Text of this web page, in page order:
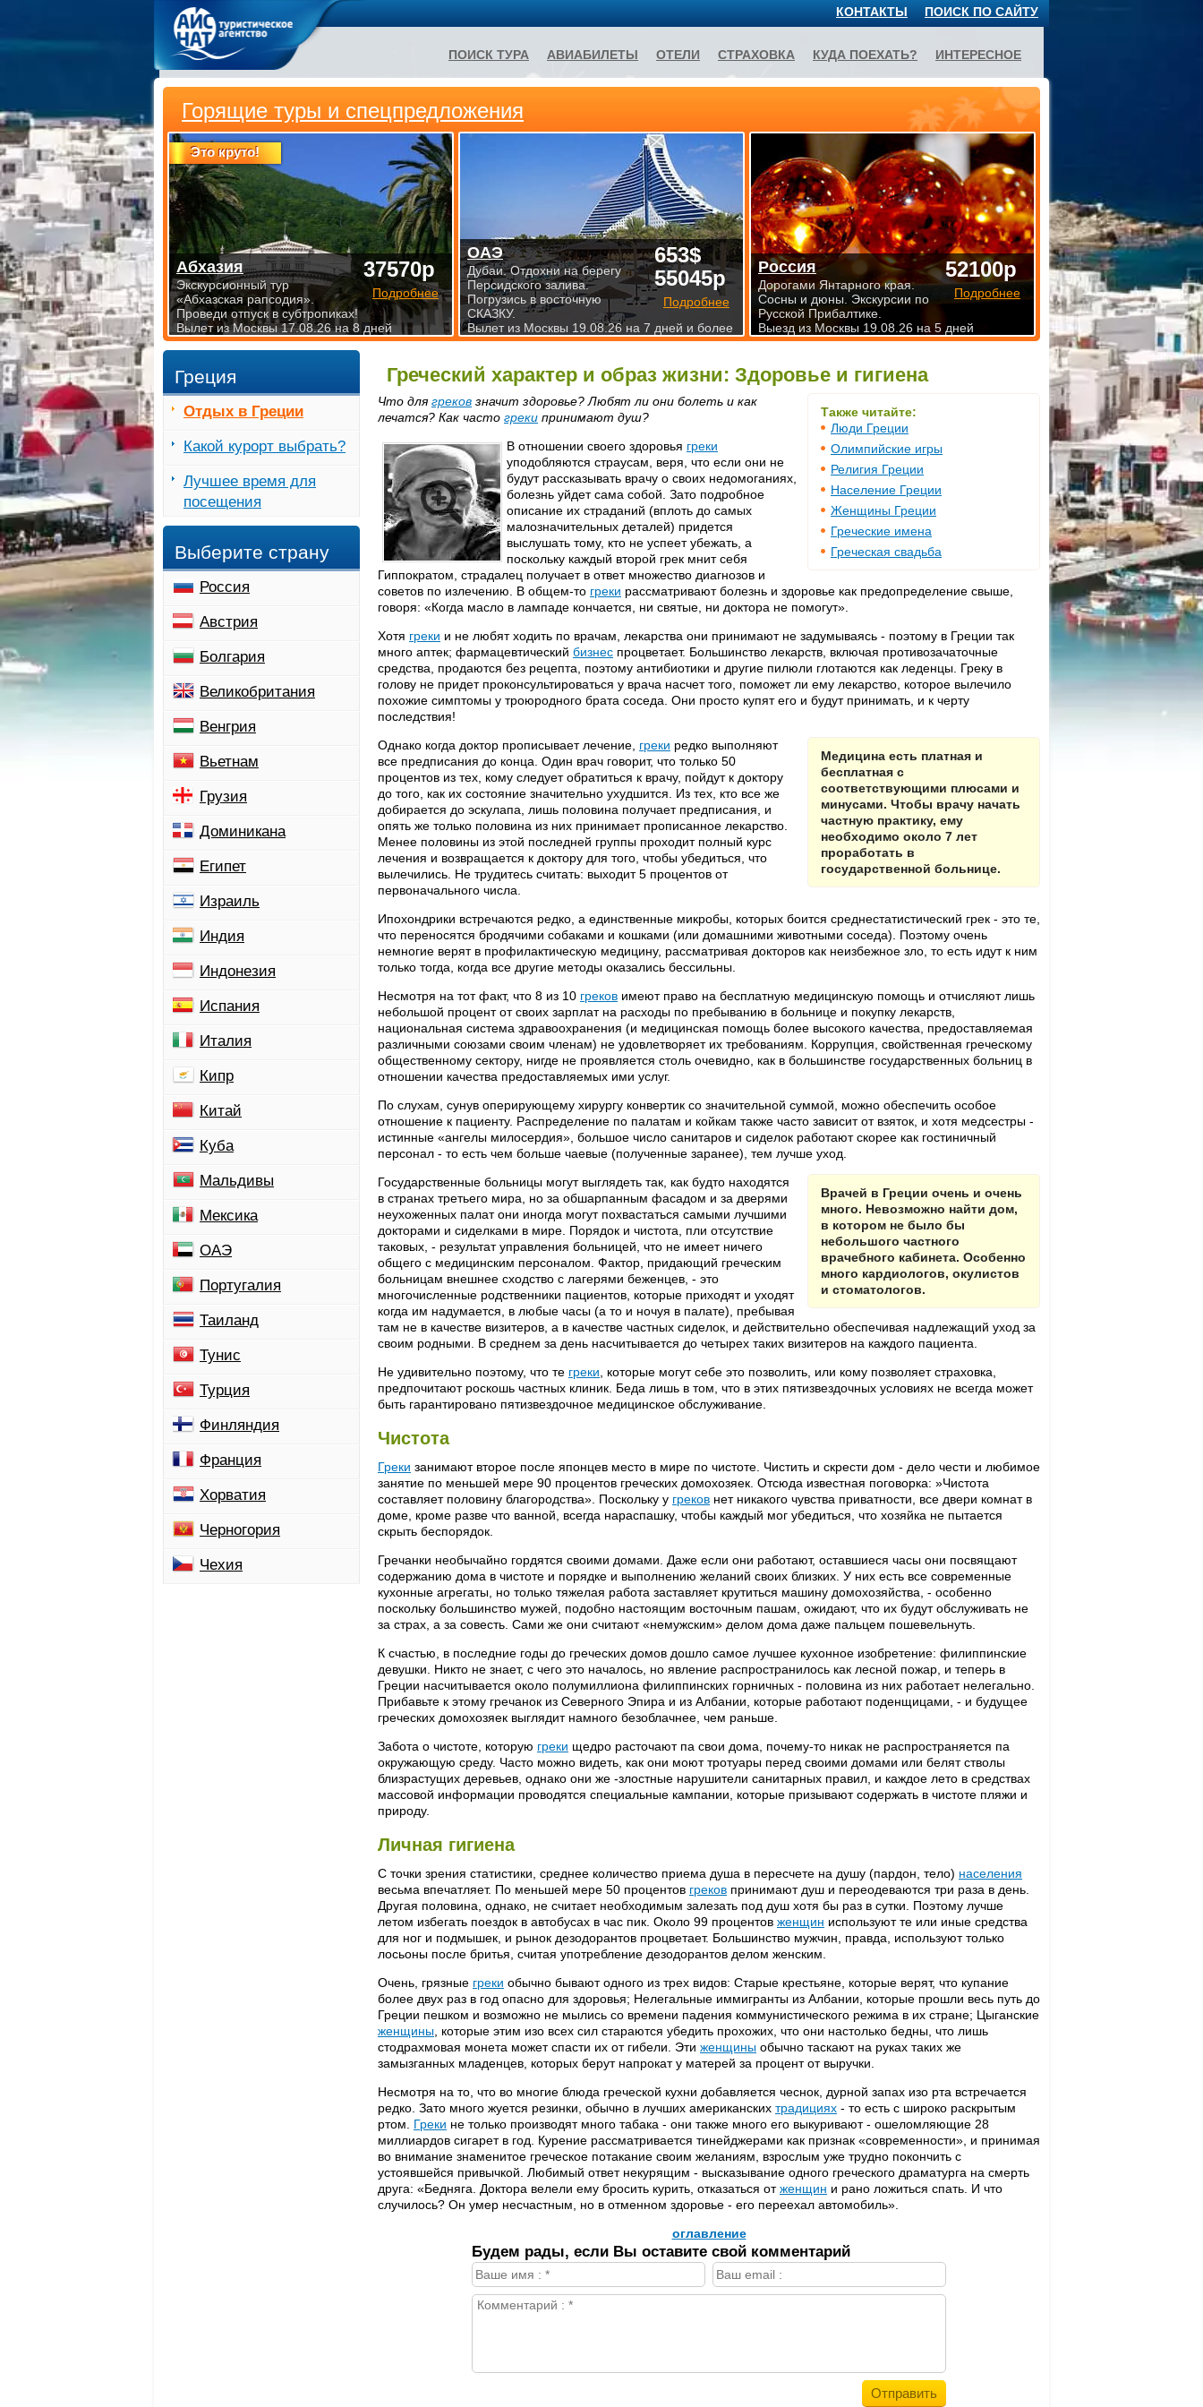
Греческий характер и образ жизни: Здоровье и гигиена
Также читайте:
Люди Греции
Олимпийские игры
Религия Греции
Население Греции
Женщины Греции
Греческие имена
Греческая свадьба
Что длягреков значит здоровье? Любят ли они болеть и как
лечатся? Как часто греки принимают душ?
В отношении своего здоровья греки
уподобляются страусам, веря, что если они не
будут рассказывать врачу о своих недомоганиях,
болезнь уйдет сама собой. Зато подробное
описание их страданий (вплоть до самых
малозначительных деталей) придется
выслушать тому, кто не успеет убежать, а
поскольку каждый второй грек мнит себя
Гиппократом, страдалец получает в ответ множество диагнозов и
советов по излечению. В общем-то греки рассматривают болезнь и здоровье как предопределение свыше,
говоря: «Когда масло в лампаде кончается, ни святые, ни доктора не помогут».
Хотя греки и не любят ходить по врачам, лекарства они принимают не задумываясь - поэтому в Греции так
много аптек; фармацевтический бизнес процветает. Большинство лекарств, включая противозачаточные
средства, продаются без рецепта, поэтому антибиотики и другие пилюли глотаются как леденцы. Греку в
голову не придет проконсультироваться у врача насчет того, поможет ли ему лекарство, которое вылечило
похожие симптомы у троюродного брата соседа. Они просто купят его и будут принимать, и к черту
последствия!
Медицина есть платная и
бесплатная с
соответствующими плюсами и
минусами. Чтобы врачу начать
частную практику, ему
необходимо около 7 лет
проработать в
государственной больнице.
Однако когда доктор прописывает лечение, греки редко выполняют
все предписания до конца. Один врач говорит, что только 50
процентов из тех, кому следует обратиться к врачу, пойдут к доктору
до того, как их состояние значительно ухудшится. Из тех, кто все же
добирается до эскулапа, лишь половина получает предписания, и
опять же только половина из них принимает прописанное лекарство.
Менее половины из этой последней группы проходит полный курс
лечения и возвращается к доктору для того, чтобы убедиться, что
вылечились. Не трудитесь считать: выходит 5 процентов от
первоначального числа.
Ипохондрики встречаются редко, а единственные микробы, которых боится среднестатистический грек - это те,
что переносятся бродячими собаками и кошками (или домашними животными соседа). Поэтому очень
немногие верят в профилактическую медицину, рассматривая докторов как неизбежное зло, то есть идут к ним
только тогда, когда все другие методы оказались бессильны.
Несмотря на тот факт, что 8 из 10 греков имеют право на бесплатную медицинскую помощь и отчисляют лишь
небольшой процент от своих зарплат на расходы по пребыванию в больнице и покупку лекарств,
национальная система здравоохранения (и медицинская помощь более высокого качества, предоставляемая
различными союзами своим членам) не удовлетворяет их требованиям. Коррупция, свойственная греческому
общественному сектору, нигде не проявляется столь очевидно, как в большинстве государственных больниц в
отношении качества предоставляемых ими услуг.
По слухам, сунув оперирующему хирургу конвертик со значительной суммой, можно обеспечить особое
отношение к пациенту. Распределение по палатам и койкам также часто зависит от взяток, и хотя медсестры -
истинные «ангелы милосердия», большое число санитаров и сиделок работают скорее как гостиничный
персонал - то есть чем больше чаевые (полученные заранее), тем лучше уход.
Врачей в Греции очень и очень
много. Невозможно найти дом,
в котором не было бы
небольшого частного
врачебного кабинета. Особенно
много кардиологов, окулистов
и стоматологов.
Государственные больницы могут выглядеть так, как будто находятся
в странах третьего мира, но за обшарпанным фасадом и за дверями
неухоженных палат они иногда могут похвастаться самыми лучшими
докторами и сиделками в мире. Порядок и чистота, пли отсутствие
таковых, - результат управления больницей, что не имеет ничего
общего с медицинским персоналом. Фактор, придающий греческим
больницам внешнее сходство с лагерями беженцев, - это
многочисленные родственники пациентов, которые приходят и уходят
когда им надумается, в любые часы (а то и ночуя в палате), пребывая
там не в качестве визитеров, а в качестве частных сиделок, и действительно обеспечивая надлежащий уход за
своим родными. В среднем за день насчитывается до четырех таких визитеров на каждого пациента.
Не удивительно поэтому, что те греки , которые могут себе это позволить, или кому позволяет страховка,
предпочитают роскошь частных клиник. Беда лишь в том, что в этих пятизвездочных условиях не всегда может
быть гарантировано пятизвездочное медицинское обслуживание.
Чистота
Греки занимают второе после японцев место в мире по чистоте. Чистить и скрести дом - дело чести и любимое
занятие по меньшей мере 90 процентов греческих домохозяек. Отсюда известная поговорка: »Чистота
составляет половину благородства». Поскольку у греков нет никакого чувства приватности, все двери комнат в
доме, кроме разве что ванной, всегда нараспашку, чтобы каждый мог убедиться, что хозяйка не пытается
скрыть беспорядок.
Гречанки необычайно гордятся своими домами. Даже если они работают, оставшиеся часы они посвящают
содержанию дома в чистоте и порядке и выполнению желаний своих близких. У них есть все современные
кухонные агрегаты, но только тяжелая работа заставляет крутиться машину домохозяйства, - особенно
поскольку большинство мужей, подобно настоящим восточным пашам, ожидают, что их будут обслуживать не
за страх, а за совесть. Сами же они считают «немужским» делом дома даже пальцем пошевельнуть.
К счастью, в последние годы до греческих домов дошло самое лучшее кухонное изобретение: филиппинские
девушки. Никто не знает, с чего это началось, но явление распространилось как лесной пожар, и теперь в
Греции насчитывается около полумиллиона филиппинских горничных - половина из них работает нелегально.
Прибавьте к этому гречанок из Северного Эпира и из Албании, которые работают поденщицами, - и будущее
греческих домохозяек выглядит намного безоблачнее, чем раньше.
Забота о чистоте, которую греки щедро расточают па свои дома, почему-то никак не распространяется па
окружающую среду. Часто можно видеть, как они моют тротуары перед своими домами или белят стволы
близрастущих деревьев, однако они же -злостные нарушители санитарных правил, и каждое лето в средствах
массовой информации проводятся специальные кампании, которые призывают содержать в чистоте пляжи и
природу.
Личная гигиена
С точки зрения статистики, среднее количество приема душа в пересчете на душу (пардон, тело) населения
весьма впечатляет. По меньшей мере 50 процентов греков принимают душ и переодеваются три раза в день.
Другая половина, однако, не считает необходимым залезать под душ хотя бы раз в сутки. Поэтому лучше
летом избегать поездок в автобусах в час пик. Около 99 процентов женщин используют те или иные средства
для ног и подмышек, и рынок дезодорантов процветает. Большинство мужчин, правда, используют только
лосьоны после бритья, считая употребление дезодорантов делом женским.
Очень, грязные греки обычно бывают одного из трех видов: Старые крестьяне, которые верят, что купание
более двух раз в год опасно для здоровья; Нелегальные иммигранты из Албании, которые прошли весь путь до
Греции пешком и возможно не мылись со времени падения коммунистического режима в их стране; Цыганские
женщины , которые этим изо всех сил стараются убедить прохожих, что они настолько бедны, что лишь
стодрахмовая монета может спасти их от гибели. Эти женщины обычно таскают на руках таких же
замызганных младенцев, которых берут напрокат у матерей за процент от выручки.
Несмотря на то, что во многие блюда греческой кухни добавляется чеснок, дурной запах изо рта встречается
редко. Зато много жуется резинки, обычно в лучших американских традициях - то есть с широко раскрытым
ртом. Греки не только производят много табака - они также много его выкуривают - ошеломляющие 28
миллиардов сигарет в год. Курение рассматривается тинейджерами как признак «современности», и принимая
во внимание знаменитое греческое потакание своим желаниям, взрослым уже трудно покончить с
устоявшейся привычкой. Любимый ответ некурящим - высказывание одного греческого драматурга на смерть
друга: «Бедняга. Доктора велели ему бросить курить, отказаться отженщин и рано ложиться спать. И что
случилось? Он умер несчастным, но в отменном здоровье - его переехал автомобиль».
оглавление
Будем рады, если Вы оставите свой комментарий
Греция
Отдых в Греции
Какой курорт выбрать?
Лучшее время для
посещения
Выберите страну
Россия
Австрия
Болгария
Великобритания
Венгрия
Вьетнам
Грузия
Доминикана
Египет
Израиль
Индия
Индонезия
Испания
Италия
Кипр
Китай
Куба
Мальдивы
Мексика
ОАЭ
Португалия
Таиланд
Тунис
Турция
Финляндия
Франция
Хорватия
Черногория
Чехия
Горящие туры и спецпредложения
Это круто!
37570р
Подробнее
Абхазия
Экскурсионный тур
«Абхазская рапсодия».
Проведи отпуск в субтропиках!
Вылет из Москвы 17.08.26 на 8 дней
653$
55045р
Подробнее
ОАЭ
Дубаи. Отдохни на берегу
Персидского залива.
Погрузись в восточную
СКАЗКУ.
Вылет из Москвы 19.08.26 на 7 дней и более
52100р
Подробнее
Россия
Дорогами Янтарного края.
Сосны и дюны. Экскурсии по
Русской Прибалтике.
Выезд из Москвы 19.08.26 на 5 дней
ПОИСК ПО САЙТУ
КОНТАКТЫ
ПОИСК ТУРА АВИАБИЛЕТЫ ОТЕЛИ СТРАХОВКА КУДА ПОЕХАТЬ? ИНТЕРЕСНОЕ